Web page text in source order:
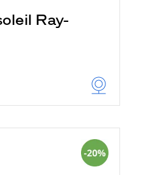
Ray-